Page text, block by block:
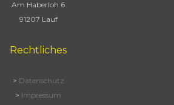
Am Haberloh 6
91207 Lauf
Rechtliches
> Datenschutz
> Impressum